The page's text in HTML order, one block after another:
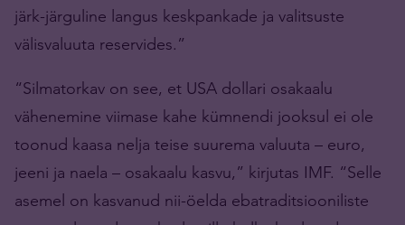
järk-järguline langus keskpankade ja valitsuste
välisvaluuta reservides.”
“Silmatorkav on see, et USA dollari osakaalu
vähenemine viimase kahe kümnendi jooksul ei ole
toonud kaasa nelja teise suurema valuuta – euro,
jeeni ja naela – osakaalu kasvu,” kirjutas IMF. “Selle
asemel on kasvanud nii-öelda ebatraditsiooniliste